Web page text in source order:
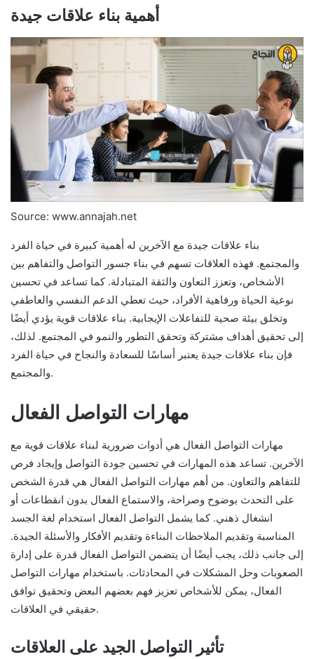
أهمية بناء علاقات جيدة
Source: www.annajah.net
بناء علاقات جيدة مع الآخرين له أهمية كبيرة في حياة الفرد
والمجتمع. فهذه العلاقات تسهم في بناء جسور التواصل والتفاهم بين
الأشخاص، وتعزز التعاون والثقة المتبادلة. كما تساعد في تحسين
نوعية الحياة ورفاهية الأفراد، حيث تعطي الدعم النفسي والعاطفي
وتخلق بيئة صحية للتفاعلات الإيجابية. بناء علاقات قوية يؤدي أيضًا
إلى تحقيق أهداف مشتركة وتحقق التطور والنمو في المجتمع. لذلك،
فإن بناء علاقات جيدة يعتبر أساسًا للسعادة والنجاح في حياة الفرد
والمجتمع.
مهارات التواصل الفعال
مهارات التواصل الفعال هي أدوات ضرورية لبناء علاقات قوية مع
الآخرين. تساعد هذه المهارات في تحسين جودة التواصل وإيجاد فرص
للتفاهم والتعاون. من أهم مهارات التواصل الفعال هي قدرة الشخص
على التحدث بوضوح وصراحة، والاستماع الفعال بدون انقطاعات أو
انشغال ذهني. كما يشمل التواصل الفعال استخدام لغة الجسد
المناسبة وتقديم الملاحظات البناءة وتقديم الأفكار والأسئلة الجيدة.
إلى جانب ذلك، يجب أيضًا أن يتضمن التواصل الفعال قدرة على إدارة
الصعوبات وحل المشكلات في المحادثات. باستخدام مهارات التواصل
الفعال، يمكن للأشخاص تعزيز فهم بعضهم البعض وتحقيق توافق
حقيقي في العلاقات.
تأثير التواصل الجيد على العلاقات